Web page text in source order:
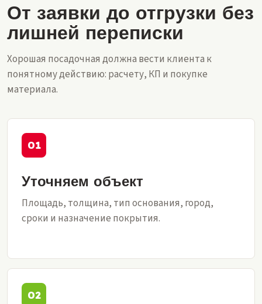
От заявки до отгрузки без
лишней переписки
Хорошая посадочная должна вести клиента к
понятному действию: расчету, КП и покупке
материала.
Уточняем объект
Площадь, толщина, тип основания, город,
сроки и назначение покрытия.